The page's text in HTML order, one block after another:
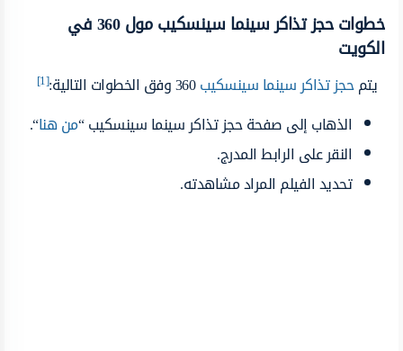
خطوات حجز تذاكر سينما سينسكيب مول 360 في
الكويت
يتمحجز تذاكر سينما سينسكيب360 وفق الخطوات التالية: [1]
الذهاب إلى صفحة حجز تذاكر سينما سينسكيب “منهنا“.
النقر على الرابط المدرج.
تحديد الفيلم المراد مشاهدته.